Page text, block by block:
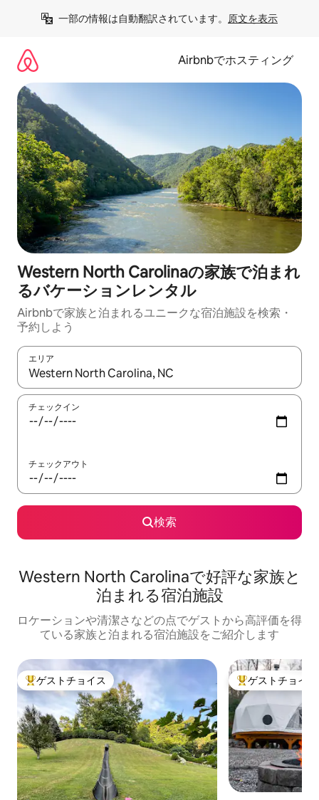
一部の情報は自動翻訳されています。 原文を表示
Airbnbでホスティング
Western North Carolinaの家族で泊まれ
るバケーションレンタル
Airbnbで家族と泊まれるユニークな宿泊施設を検索・
予約しよう
エリア
検索結果が表示されたら、上下の矢印キーを使って移動するか
チェックイン
チェックアウト
検索
Western North Carolinaで好評な家族と
泊まれる宿泊施設
ロケーションや清潔さなどの点でゲストから高評価を得
ている家族と泊まれる宿泊施設をご紹介します
大好評のゲストチョイスです。
ゲストチョイス 大好評のゲスト
ゲストチョイス